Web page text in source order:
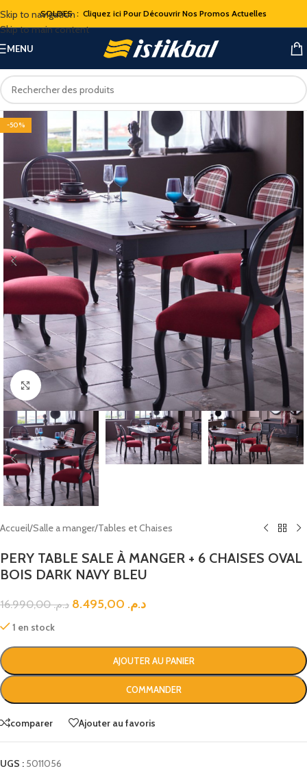
Skip to navigation
Skip to main content
SOLDES : Cliquez ici Pour Découvrir Nos Promos Actuelles
MENU
-50%
Click to enlarge
Accueil/Salle a manger/Tables et Chaises
PERY TABLE SALE À MANGER + 6 CHAISES OVAL
BOIS DARK NAVY BLEU
د.م.16.990,00 د.م.
1 en stock
AJOUTER AU PANIER
COMMANDER
comparer Ajouter au favoris
UGS : 5011056